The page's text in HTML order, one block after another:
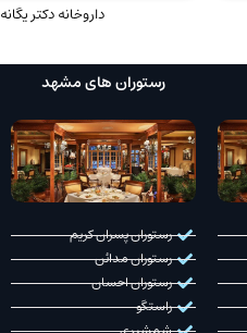
داروخانه دکتر یگانه
رستوران های مشهد
رستوران پسران کریم
رستوران مدائن
رستوران احسان
راستگو